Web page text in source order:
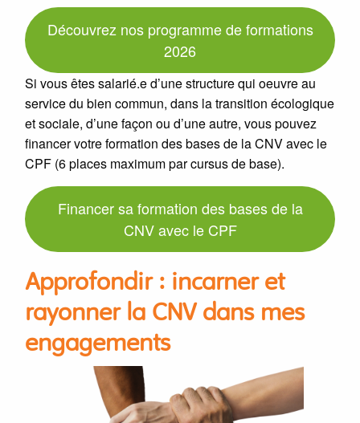
Découvrez nos programme de formations
2026
Si vous êtes salarié.e d’une structure qui oeuvre au
service du bien commun, dans la transition écologique
et sociale, d’une façon ou d’une autre, vous pouvez
financer votre formation des bases de la CNV avec le
CPF (6 places maximum par cursus de base).
Financer sa formation des bases de la
CNV avec le CPF
Approfondir : incarner et
rayonner la CNV dans mes
engagements